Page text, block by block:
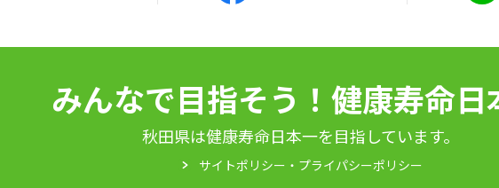
みんなで目指そう！健康寿命日
秋田県は健康寿命日本一を目指しています。
サイトポリシー・プライパシーポリシー